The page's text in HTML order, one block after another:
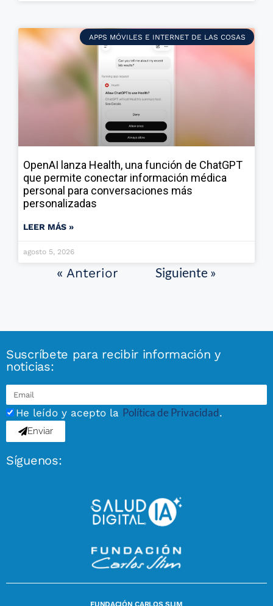
APPS MÓVILES E INTERNET DE LAS COSAS
OpenAI lanza Health, una función de ChatGPT
que permite conectar información médica
personal para conversaciones más
personalizadas
LEER MÁS »
agosto 5, 2026
« Anterior Siguiente »
Suscríbete para recibir información y
noticias:
He leído y acepto la Política de Privacidad.
Enviar
Síguenos: